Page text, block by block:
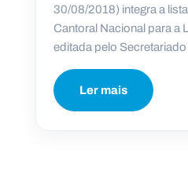
30/08/2018) integra a
Cantoral Nacional para a
editada pelo
Ler mais